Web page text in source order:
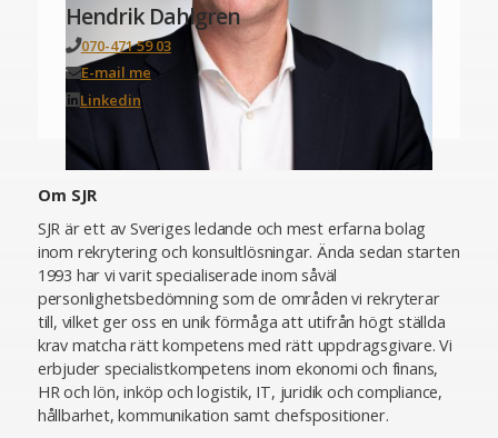
Hendrik Dahlgren
070-471 59 03
E-mail me
Linkedin
Om SJR
SJR är ett av Sveriges ledande och mest erfarna bolag
inom rekrytering och konsultlösningar. Ända sedan starten
1993 har vi varit specialiserade inom såväl
personlighetsbedömning som de områden vi rekryterar
till, vilket ger oss en unik förmåga att utifrån högt ställda
krav matcha rätt kompetens med rätt uppdragsgivare. Vi
erbjuder specialistkompetens inom ekonomi och finans,
HR och lön, inköp och logistik, IT, juridik och compliance,
hållbarhet, kommunikation samt chefspositioner.